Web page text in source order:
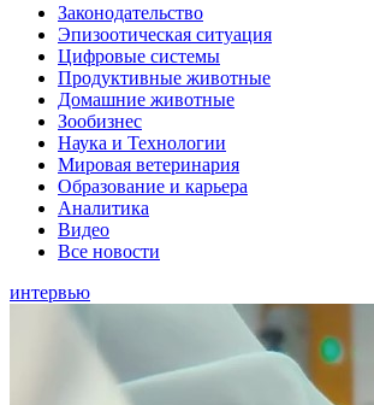
Законодательство
Эпизоотическая ситуация
Цифровые системы
Продуктивные животные
Домашние животные
Зообизнес
Наука и Технологии
Мировая ветеринария
Образование и карьера
Аналитика
Видео
Все новости
интервью